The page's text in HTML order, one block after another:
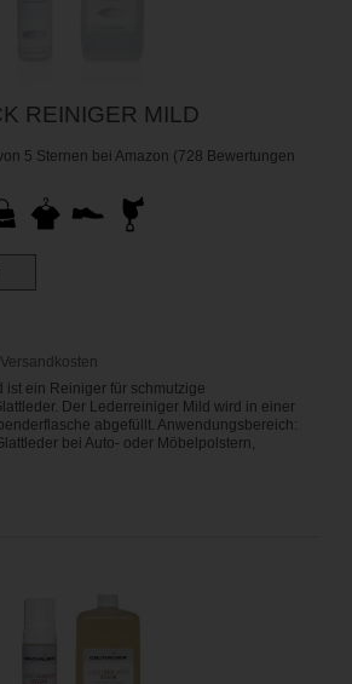
REINIGER MILD
5 Sternen bei Amazon (728 Bewertungen
Versandkosten
ist ein Reiniger für schmutzige
Der Lederreiniger Mild wird in einer
abgefüllt. Anwendungsbereich:
bei Auto- oder Möbelpolstern,